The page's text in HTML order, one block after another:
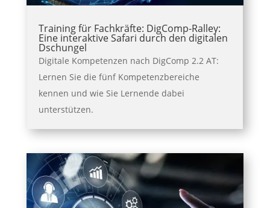
Training für Fachkräfte: DigComp-Ralley:
Eine interaktive Safari durch den digitalen
Dschungel
Digitale Kompetenzen nach DigComp 2.2 AT:
Lernen Sie die fünf Kompetenzbereiche
kennen und wie Sie Lernende dabei
unterstützen.